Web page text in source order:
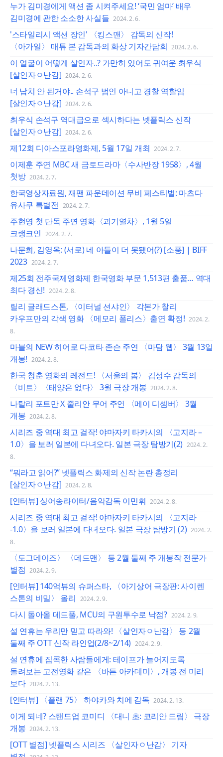
누가 김미경에게 액션 좀 시켜주세요! ‘국민 엄마’ 배우
김미경에 관한 소소한 사실들 2024. 2. 6.
'스타일리시 액션 장인' 〈킹스맨〉 감독의 신작!
〈아가일〉 매튜 본 감독과의 화상 기자간담회 2024. 2. 6.
이 얼굴이 어떻게 살인자..? 가만히 있어도 귀여운 최우식
[살인자ㅇ난감] 2024. 2. 6.
너 납치 안 된거야.. 손석구 범인 아니고 경찰 역할임
[살인자ㅇ난감] 2024. 2. 6.
최우식 손석구 역대급으로 섹시하다는 넷플릭스 신작
[살인자ㅇ난감] 2024. 2. 6.
제12회 디아스포라영화제, 5월 17일 개최 2024. 2. 7.
이제훈 주연 MBC 새 금토드라마〈수사반장 1958〉, 4월
첫방 2024. 2. 7.
한국영상자료원, 재팬 파운데이션 무비 페스티벌: 마츠다
유사쿠 특별전 2024. 2. 7.
주현영 첫 단독 주연 영화〈괴기열차〉, 1월 5일
크랭크인 2024. 2. 7.
나문희, 김영옥: (서로) 네 아들이 더 못됐어(?) [소풍] | BIFF
2023 2024. 2. 7.
제25회 전주국제영화제 한국영화 부문 1,513편 출품… 역대
최다 경신! 2024. 2. 8.
릴리 글래드스톤, 〈이터널 션샤인〉 각본가 찰리
카우프만의 각색 영화 〈메모리 폴리스〉출연 확정! 2024. 2.
8.
마블의 NEW 히어로 다코타 존슨 주연 〈마담 웹〉 3월 13일
개봉! 2024. 2. 8.
한국 청춘 영화의 레전드! 〈서울의 봄〉 김성수 감독의
〈비트〉〈태양은 없다〉 3월 극장 개봉 2024. 2. 8.
나탈리 포트만 X 줄리안 무어 주연 〈메이 디셈버〉 3월
개봉 2024. 2. 8.
시리즈 중 역대 최고 걸작! 야마자키 타카시의 〈고지라 –
1.0〉을 보러 일본에 다녀오다. 일본 극장 탐방기(2) 2024. 2.
8.
“뭐라고 읽어?” 넷플릭스 화제의 신작 논란 총정리
[살인자ㅇ난감] 2024. 2. 8.
[인터뷰] 싱어송라이터/음악감독 이민휘 2024. 2. 8.
시리즈 중 역대 최고 걸작! 야마자키 타카시의 〈고지라
-1.0〉을 보러 일본에 다녀오다. 일본 극장 탐방기 (2) 2024. 2.
8.
〈도그데이즈〉 〈데드맨〉 등 2월 둘째 주 개봉작 전문가
별점 2024. 2. 9.
[인터뷰] 140억뷰의 슈퍼스타, 〈아기상어 극장판: 사이렌
스톤의 비밀〉 올리 2024. 2. 9.
다시 돌아올 데드풀, MCU의 구원투수로 낙점? 2024. 2. 9.
설 연휴는 우리만 믿고 따라와! 〈살인자ㅇ난감〉 등 2월
둘째 주 OTT 신작 라인업(2/8~2/14) 2024. 2. 9.
설 연휴에 집콕한 사람들에게: 테이프가 늘어지도록
돌려보는 고전영화 같은 〈바튼 아카데미〉, 개봉 전 미리
보다 2024. 2. 13.
[인터뷰] 〈플랜 75〉 하야카와 치에 감독 2024. 2. 13.
이게 되네? 스탠드업 코미디 〈대니 초: 코리안 드림〉 극장
개봉 2024. 2. 13.
[OTT 별점] 넷플릭스 시리즈 〈살인자ㅇ난감〉 기자